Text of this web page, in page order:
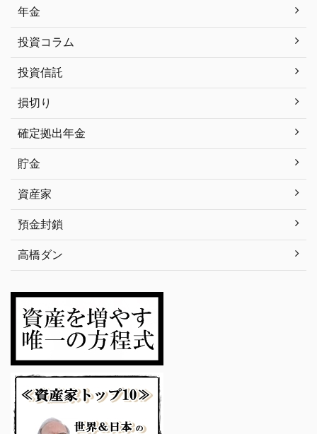
年金
投資コラム
投資信託
損切り
確定拠出年金
貯金
資産家
預金封鎖
高橋ダン